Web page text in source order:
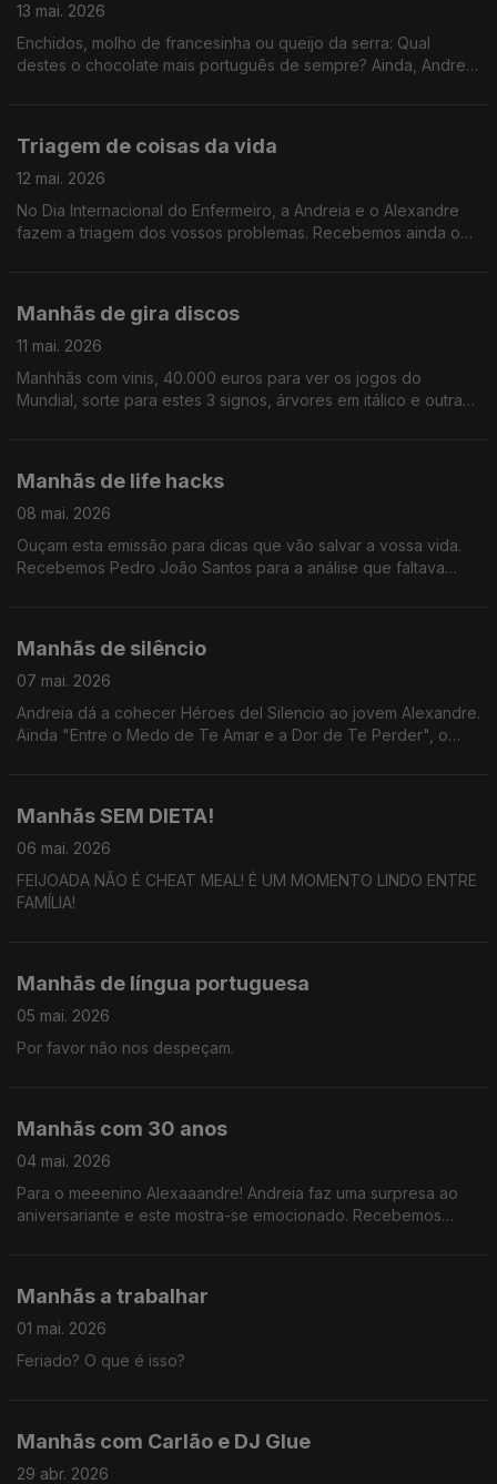
13 mai. 2026
Enchidos, molho de francesinha ou queijo da serra: Qual
destes o chocolate mais português de sempre? Ainda, Andreia
Triagem de coisas da vida
12 mai. 2026
No Dia Internacional do Enfermeiro, a Andreia e o Alexandre
fazem a triagem dos vossos problemas. Recebemos ainda o
Manhãs de gira discos
11 mai. 2026
Manhhãs com vinis, 40.000 euros para ver os jogos do
Mundial, sorte para estes 3 signos, árvores em itálico e outras
Manhãs de life hacks
08 mai. 2026
Ouçam esta emissão para dicas que vão salvar a vossa vida.
Recebemos Pedro João Santos para a análise que faltava
Manhãs de silêncio
07 mai. 2026
Andreia dá a cohecer Héroes del Silencio ao jovem Alexandre.
Ainda "Entre o Medo de Te Amar e a Dor de Te Perder", o
Manhãs SEM DIETA!
06 mai. 2026
FEIJOADA NÃO É CHEAT MEAL! É UM MOMENTO LINDO ENTRE
FAMÍLIA!
Manhãs de língua portuguesa
05 mai. 2026
Por favor não nos despeçam.
Manhãs com 30 anos
04 mai. 2026
Para o meeenino Alexaaandre! Andreia faz uma surpresa ao
aniversariante e este mostra-se emocionado. Recebemos
Manhãs a trabalhar
01 mai. 2026
Feriado? O que é isso?
Manhãs com Carlão e DJ Glue
29 abr. 2026